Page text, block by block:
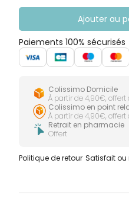
Ajouter au
Paiements 100% sécurisés
Colissimo Domicile
À partir de 4,90€,
Colissimo en point
À partir de 4,90€,
Retrait en pharmacie
Offert
Politique de retour Satisfait ou